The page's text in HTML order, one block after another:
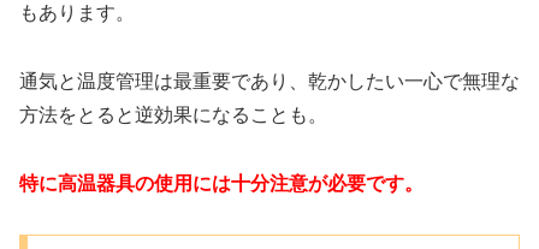
もあります。
通気と温度管理は最重要であり、乾かしたい一心で無理な
方法をとると逆効果になることも。
特に高温器具の使用には十分注意が必要です。